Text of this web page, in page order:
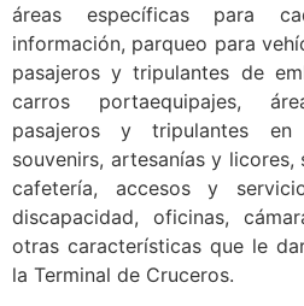
áreas específicas para
información, parqueo para
pasajeros y tripulantes de
carros portaequipajes,
pasajeros y tripulantes
souvenirs, artesanías y licores,
cafetería, accesos y
discapacidad, oficinas,
otras características que le
la Terminal de Cruceros.